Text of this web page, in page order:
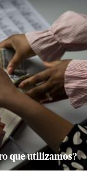
que utilizamos?